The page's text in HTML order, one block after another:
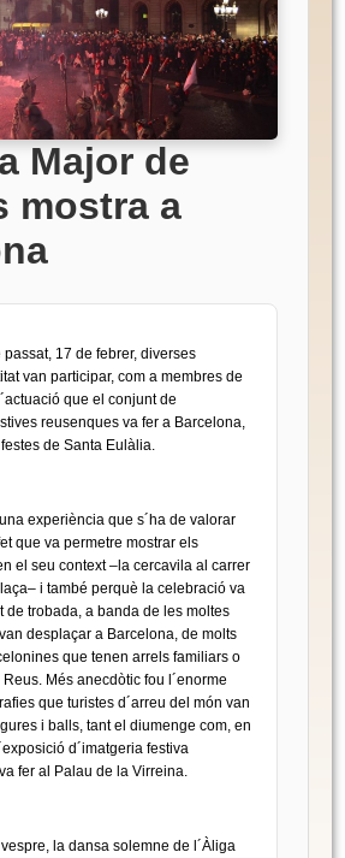
Major de
mostra a
17 de febrer, diverses
van participar, com a membres de
que el conjunt de
reusenques va fer a Barcelona,
de Santa Eulàlia.
experiència que s´ha de valorar
que va permetre mostrar els
el seu context –la cercavila al carrer
i també perquè la celebració va
de trobada, a banda de les moltes
desplaçar a Barcelona, de molts
que tenen arrels familiars o
Més anecdòtic fou l´enorme
que turistes d´arreu del món van
i balls, tant el diumenge com, en
d´imatgeria festiva
fer al Palau de la Virreina.
la dansa solemne de l´Àliga